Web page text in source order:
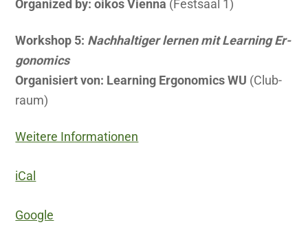
Or­ga­ni­zed by: oikos Vi­en­na (Fest­saal 1)
Work­shop 5: Nach­hal­ti­ger ler­nen mit Lear­ning Er­
go­no­mics
Or­ga­ni­siert von: Lear­ning Er­go­no­mics WU (Club­
raum)
Weitere Informationen
iCal
Google